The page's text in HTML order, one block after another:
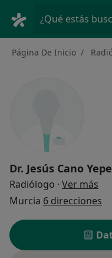
¿Qué estás
Página De Inicio
Dr. Jesús Cano
Radiólogo · Ver más
Murcia 6 direcciones